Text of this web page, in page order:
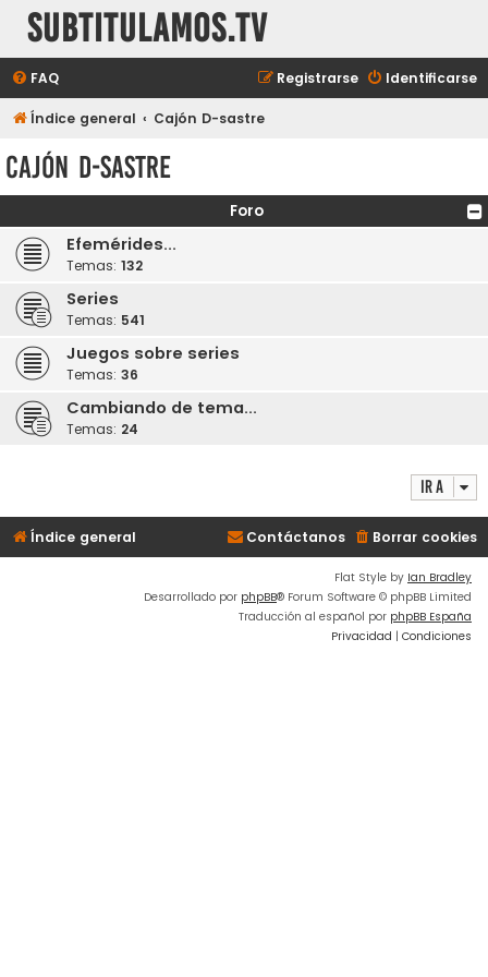
subtitulamos.tv
FAQ Identificarse
Registrarse
Índice general Cajón D-sastre
Cajón D-sastre
Foro
Efemérides...
Temas: 132
Series
Temas: 541
Juegos sobre series
Temas: 36
Cambiando de tema...
Temas: 24
Ir a
Índice general Borrar cookies
Contáctanos
Flat Style by Ian Bradley
Desarrollado por phpBB® Forum Software © phpBB Limited
Traducción al español por phpBB España
Privacidad | Condiciones